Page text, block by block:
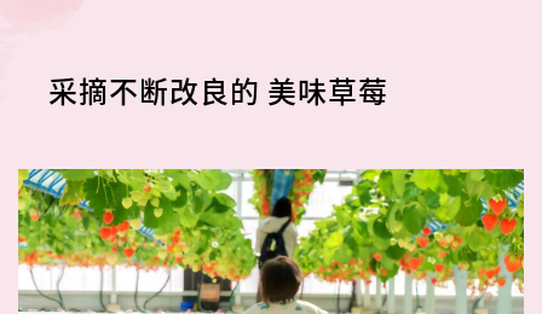
采摘不断改良的 美味草莓